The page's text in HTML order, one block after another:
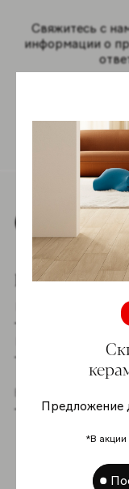
Свяжитесь с
информации о
Предложение
*В акции
Подпишитесь
Я даю
моих
Политике